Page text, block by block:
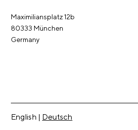
Maximiliansplatz 12b
80333 München
Germany
English | Deutsch